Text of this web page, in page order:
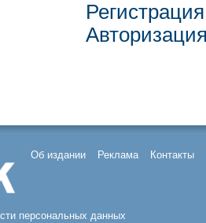
Регистрация
Об издании Реклама Контакты
персональных данных